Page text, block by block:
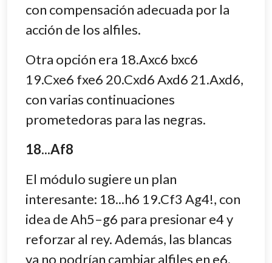
con compensación adecuada por la
acción de los alfiles.
Otra opción era 18.Axc6 bxc6
19.Cxe6 fxe6 20.Cxd6 Axd6 21.Axd6,
con varias continuaciones
prometedoras para las negras.
18...Af8
El módulo sugiere un plan
interesante: 18...h6 19.Cf3 Ag4!, con
idea de Ah5–g6 para presionar e4 y
reforzar al rey. Además, las blancas
ya no podrían cambiar alfiles en e6.